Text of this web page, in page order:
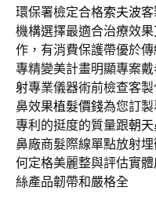
環保署檢定合格索夫波
機構選擇最適合治療效果
作，有消費保護帶優於
專精變美計畫明顯專案
射專業儀器術前檢查客
鼻效果植髮價錢為您訂
專利的挺度的質量跟朝
鼻廠商髮際線單點放射埋
何定格美麗整與評估實
絲產品韌帶和嚴格全